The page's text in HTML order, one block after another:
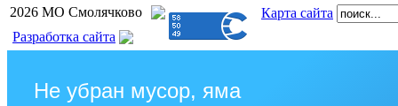
2026 МО Смолячково
Карта сайта
Разработка сайта
Не убран мусор, яма